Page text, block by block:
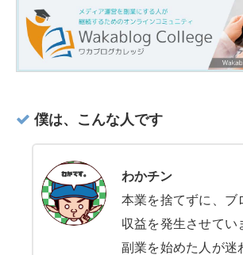
僕は、こんな人です
わかチン
本業を捨てずに、ブ
収益を発生させてい
副業を始めた人が迷